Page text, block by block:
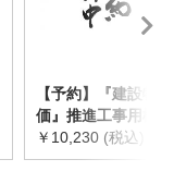
【予約】『建設物
価』推進工事用機械
器具等基礎価格表
2026年度版
￥10,230 (税込)